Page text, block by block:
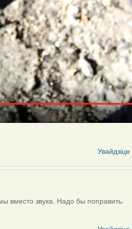
Увайдзіце
вместо звука. Надо бы поправить.